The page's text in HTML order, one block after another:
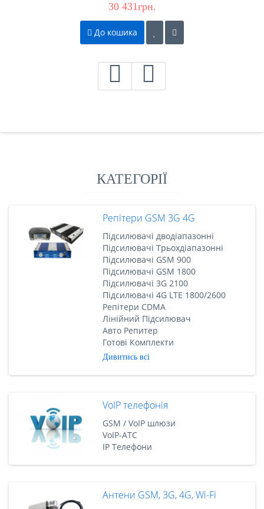
30 431грн.
До кошика
КАТЕГОРІЇ
Репітери GSM 3G 4G
Підсилювачі дводіапазонні
Підсилювачі Трьохдіапазонні
Підсилювачі GSM 900
Підсилювачі GSM 1800
Підсилювачі 3G 2100
Підсилювачі 4G LTE 1800/2600
Репітери CDMA
Лінійний Підсилювач
Авто Репитер
Готові Комплекти
Дивитись всі
VoIP телефонія
GSM / VoIP шлюзи
VoIP-АТС
IP Телефони
Антени GSM, 3G, 4G, Wi-Fi